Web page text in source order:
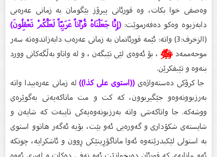
وەصفى خوا بكات، وە قورئانى پیرۆز بێگومان بە زمانی عەرەبی
دابەزیوە وەكو دەفەرموێت:(إِنَّا جَعَلْنَاهُ قُرْآناً عَرَبِيّاً لَعَلَّكُمْ تَعْقِلُونَ)
(الزخرف:3) واتە: ئێمە قورئانمان بە زمانى عەرەب دابەزاندوەتە سەر
موحەممەدﷺ، بۆ ئەوەى لێى تێبگەن ، و لە واتاو بەڵگەكانى وورد
بنەوە و تێبفكرێن.
جا كرۆكى دەستەواژەى((استوى على كذا))لە زمانى عەرەبیدا واتە
بەرزبوونەوەو جێگیربوون، كە كت و مت ماناكەیەتى بەگوێرەى
ووشەكە. جا واتاكەشى واتە بەرزبونەوەیەكى تایبەت كە شایەن و
شایستەى شكۆدارى و گەورەیی ئەو بێت، بۆیە ئەگەر هاتوو استوى
بە استولی لێكبدرێتەوە ئەوا ماناگۆڕینێكى ڕوون و ئاشكرایە، چونكە